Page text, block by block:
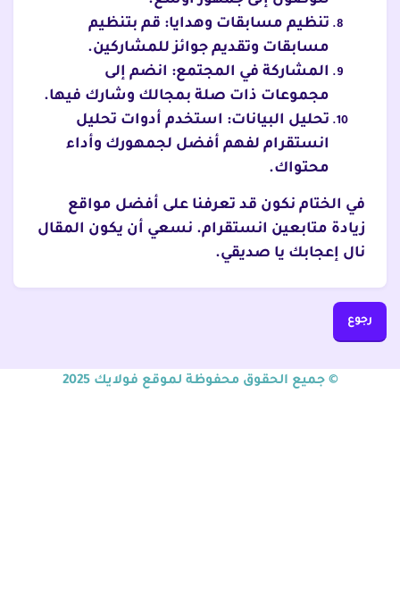
تنظيم مسابقات وهدايا: قم بتنظيم
مسابقات وتقديم جوائز للمشاركين.
المشاركة في المجتمع: انضم إلى
مجموعات ذات صلة بمجالك وشارك فيها.
تحليل البيانات: استخدم أدوات تحليل
انستقرام لفهم أفضل لجمهورك وأداء
محتواك.
في الختام نكون قد تعرفنا على أفضل مواقع
زيادة متابعين انستقرام. نسعي أن يكون المقال
نال إعجابك يا صديقي.
رجوع
© جميع الحقوق محفوظة لموقع فولايك 2025